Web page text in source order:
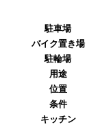
駐車場
バイク置き場
駐輪場
用途
位置
条件
キッチン